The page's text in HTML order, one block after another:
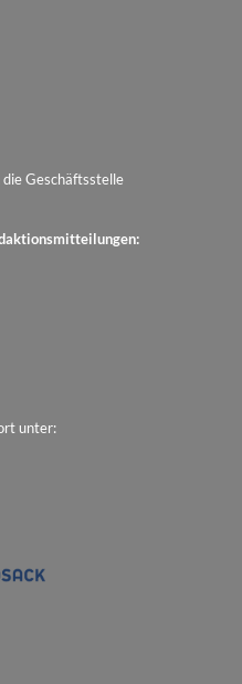
die Geschäftsstelle
unter: